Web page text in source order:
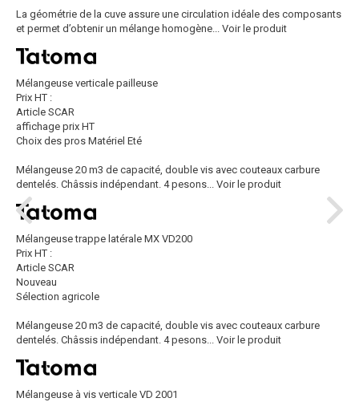
La géométrie de la cuve assure une circulation idéale des composants
et permet d’obtenir un mélange homogène... Voir le produit
Mélangeuse verticale pailleuse
Prix HT :
Article SCAR
affichage prix HT
Choix des pros Matériel Eté
Mélangeuse 20 m3 de capacité, double vis avec couteaux carbure
dentelés. Châssis indépendant. 4 pesons... Voir le produit
Mélangeuse trappe latérale MX VD200
Prix HT :
Article SCAR
Nouveau
Sélection agricole
Mélangeuse 20 m3 de capacité, double vis avec couteaux carbure
dentelés. Châssis indépendant. 4 pesons... Voir le produit
Mélangeuse à vis verticale VD 2001